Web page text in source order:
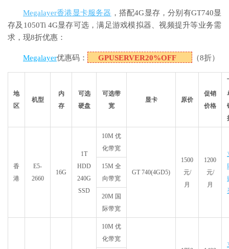
Megalayer香港显卡服务器 ，搭配4G显存，分别有GT740显
存及1050Ti 4G显存可选，满足游戏模拟器、视频提升等业务需
求，现8折优惠：
Megalayer优惠码： GPUSERVER20%OFF （8折）
地
区
机型
内
存
可选
硬盘
可选带
宽
显卡 原价
促销
价格
香
港
E5-
2660
16G
1T
HDD
240G
SSD
10M 优
化带宽
GT 740(4GD5)
1500
元/
月
1200
元/
月
15M 全
向带宽
20M 国
际带宽
10M 优
化带宽